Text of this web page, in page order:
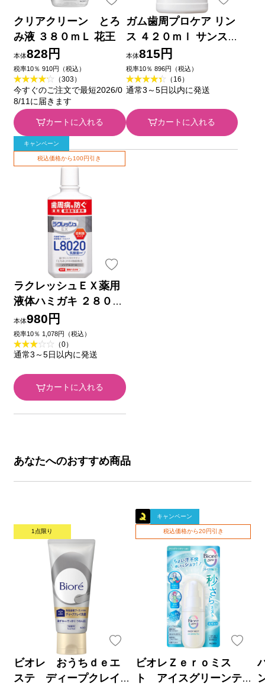
クリアクリーン とろ
み液 ３８０ｍＬ 花王
本体828円
税率10％ 910円（税込）
（303）
今すぐのご注文で最短2026/0
8/11に届きます
カートに入れる
ガム歯周プロケア リン
ス ４２０ｍｌ サンス
ター (医薬部外品)
本体815円
税率10％ 896円（税込）
（16）
通常3～5日以内に発送
カートに入れる
キャンペーン
税込価格から100円引き
ラクレッシュＥＸ薬用
液体ハミガキ ２８０ｍ
ｌ ジェクス (医薬部外
品)
本体980円
税率10％ 1,078円（税込）
（0）
通常3～5日以内に発送
カートに入れる
あなたへのおすすめ商品
1点限り
ビオレ おうちｄｅエ
ステ ディープクレイ
キャンペーン
税込価格から20円引き
ビオレＺｅｒｏミス
ト アイスグリーンテ